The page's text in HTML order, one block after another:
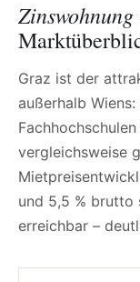
Zinswohnung
Graz ist der
außerhalb
vergleichsweise
und 5,5 % brutto
erreichbar –